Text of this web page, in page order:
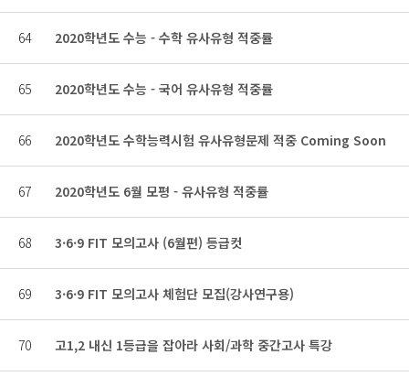
64 2020학년도 수능 - 수학 유사유형 적중률
65 2020학년도 수능 - 국어 유사유형 적중률
66 2020학년도 수학능력시험 유사유형문제 적중 Coming Soon
67 2020학년도 6월 모평 - 유사유형 적중률
68 3·6·9 FIT 모의고사 (6월편) 등급컷
69 3·6·9 FIT 모의고사 체험단 모집(강사연구용)
70 고1,2 내신 1등급을 잡아라 사회/과학 중간고사 특강